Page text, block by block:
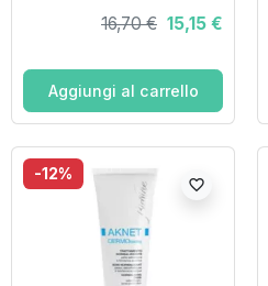
16,70 € 15,15 €
Aggiungi al carrello
-12%
favorite_border